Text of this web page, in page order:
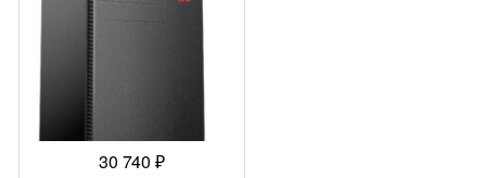
30 740₽